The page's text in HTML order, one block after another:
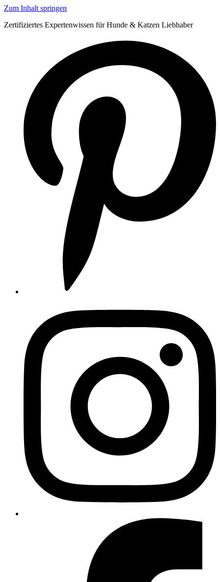
Zum Inhalt springen
Zertifiziertes Expertenwissen für Hunde & Katzen Liebhaber